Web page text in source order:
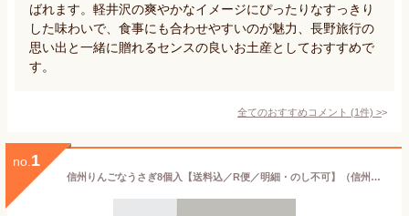
ばれます。軽井沢の爽やかなイメージにぴったりなすっきり
した味わいで、食事にも合わせやすいのが魅力、長野旅行の
思い出と一緒に贈れるセンスの良いお土産としておすすめで
す。
全てのおすすめコメント (1件) >
no. 1
信州りんごなうさぎ8個入【送料込／R便／明細・のし不可】（信州長野県のお土産 お菓子 お取り寄せ スイーツ 林檎 和菓子 通販）